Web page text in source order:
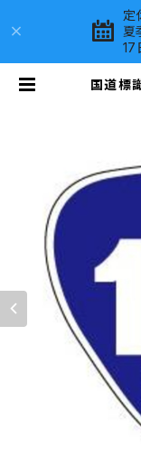
定
夏
17
国道標